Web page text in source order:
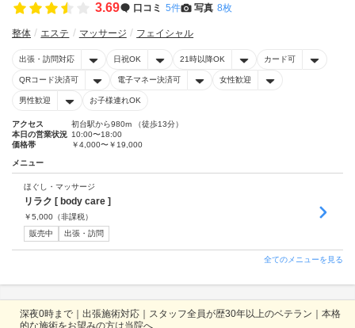
3.69 口コミ 5件 写真 8枚
整体 エステ マッサージ フェイシャル
出張・訪問対応 日祝OK 21時以降OK カード可
QRコード決済可 電子マネー決済可 女性歓迎
男性歓迎 お子様連れOK
アクセス
初台駅から980m （徒歩13分）
本日の営業状況 10:00〜18:00
価格帯
￥4,000〜￥19,000
メニュー
ほぐし・マッサージ
リラク [ body care ]
￥5,000 （非課税）
販売中
出張・訪問
全てのメニューを見る
深夜0時まで｜出張施術対応｜スタッフ全員が歴30年以上のベテラン｜本格
的な施術をお望みの方は当院へ